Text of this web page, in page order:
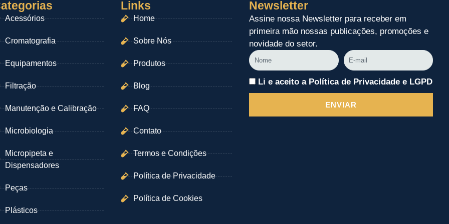
Acessórios
Cromatografia
Equipamentos
Filtração
Manutenção e Calibração
Microbiologia
Micropipeta e
Dispensadores
Peças
Plásticos
Links
Home
Sobre Nós
Produtos
Blog
FAQ
Contato
Termos e Condições
Política de Privacidade
Política de Cookies
Newsletter
Assine nossa Newsletter para receber em
primeira mão nossas publicações, promoções e
novidade do setor.
Nome
E-
mail
Li e aceito a Política de Privacidade e LGPD
ENVIAR